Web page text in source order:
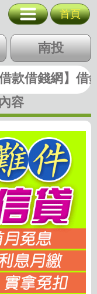
辦困難件
首頁
南投
中彰投
快速借錢
容
借錢網】借錢
基隆
苗栗
台南
支票貼現
歷史圖稿
廣告刊登
選單